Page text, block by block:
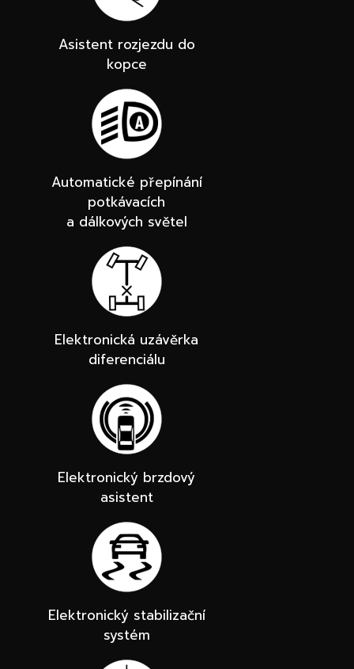
Asistent rozjezdu do
kopce
Automatické přepínání
potkávacích
a dálkových světel
Elektronická uzávěrka
diferenciálu
Elektronický brzdový
asistent
Elektronický stabilizační
systém